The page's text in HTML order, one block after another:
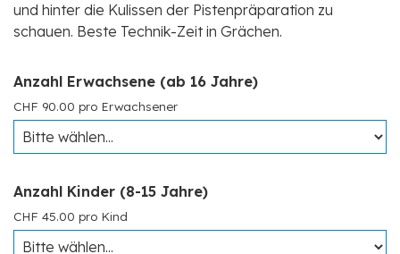
und hinter die Kulissen der Pistenpräparation zu
schauen. Beste Technik-Zeit in Grächen.
Anzahl Erwachsene (ab 16 Jahre)
CHF 90.00 pro Erwachsener
Anzahl Kinder (8-15 Jahre)
CHF 45.00 pro Kind